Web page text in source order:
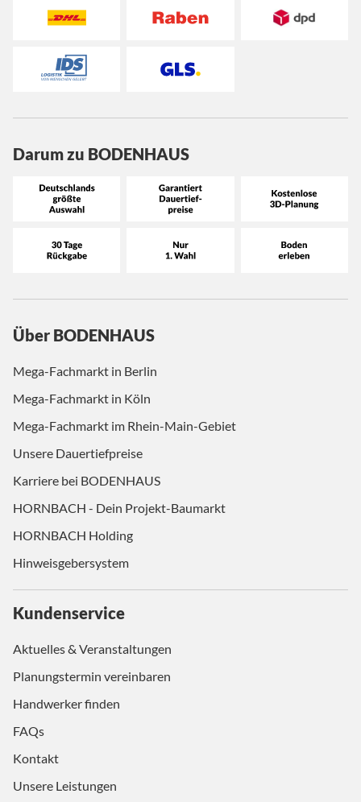
Darum zu BODENHAUS
Über BODENHAUS
Mega-Fachmarkt in Berlin
Mega-Fachmarkt in Köln
Mega-Fachmarkt im Rhein-Main-Gebiet
Unsere Dauertiefpreise
Karriere bei BODENHAUS
HORNBACH - Dein Projekt-Baumarkt
HORNBACH Holding
Hinweisgebersystem
Kundenservice
Aktuelles & Veranstaltungen
Planungstermin vereinbaren
Handwerker finden
FAQs
Kontakt
Unsere Leistungen